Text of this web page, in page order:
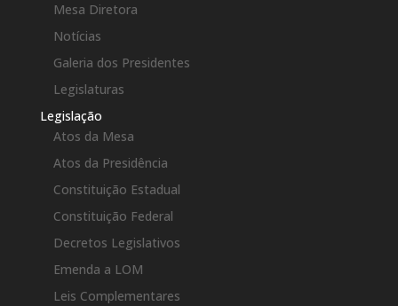
Mesa Diretora
Notícias
Galeria dos Presidentes
Legislaturas
Legislação
Atos da Mesa
Atos da Presidência
Constituição Estadual
Constituição Federal
Decretos Legislativos
Emenda a LOM
Leis Complementares